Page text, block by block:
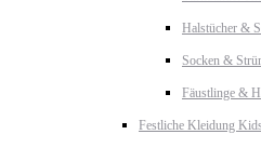
Halstücher &
Socken &
Fäustlinge &
Festliche Kleidung Kids